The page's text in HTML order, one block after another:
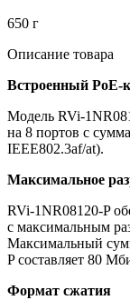
650 г
Описание товара
Встроенный PoE-
Модель RVi-
на 8 портов с
IEEE802.3af/at).
Максимальное
RVi-1NR08120-P
с максимальным
Максимальный
P составляет 80
Формат сжатия